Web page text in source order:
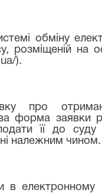
обміну
розміщеній на
).
про
форма заявки
її до
належним чином.
в електронному